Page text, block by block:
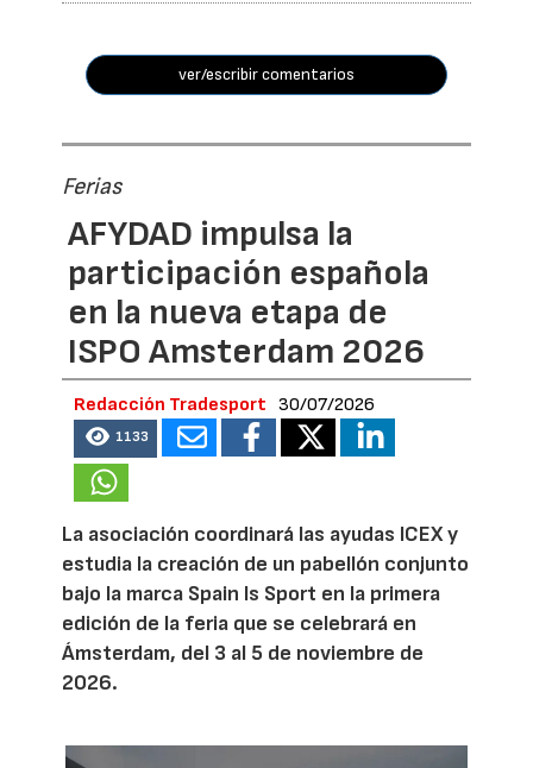
ver/escribir comentarios
Ferias
AFYDAD impulsa la
participación española
en la nueva etapa de
ISPO Amsterdam 2026
Redacción Tradesport 30/07/2026
1133
La asociación coordinará las ayudas ICEX y
estudia la creación de un pabellón conjunto
bajo la marca Spain Is Sport en la primera
edición de la feria que se celebrará en
Ámsterdam, del 3 al 5 de noviembre de
2026.